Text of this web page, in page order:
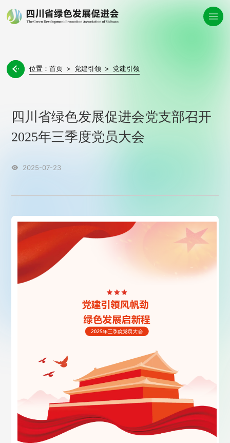
 位置：首页 > 党建引领 > 党建引领
四川省绿色发展促进会党支部召开
2025年三季度党员大会
 2025-07-23